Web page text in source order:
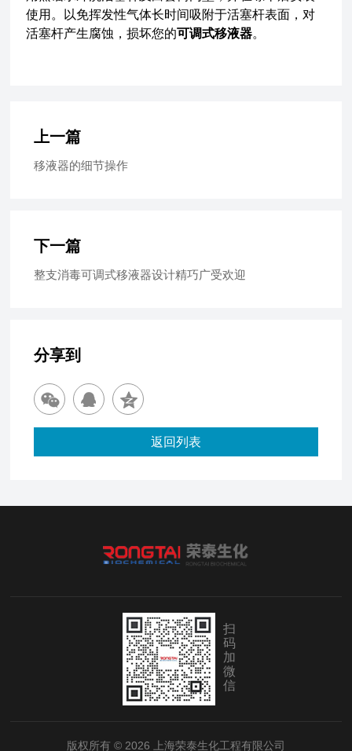
使用。以免挥发性气体长时间吸附于活塞杆表面，对
活塞杆产生腐蚀，损坏您的可调式移液器。
上一篇
移液器的细节操作
下一篇
整支消毒可调式移液器设计精巧广受欢迎
分享到
返回列表
扫
码
加
微
信
版权所有 © 2026 上海荣泰生化工程有限公司